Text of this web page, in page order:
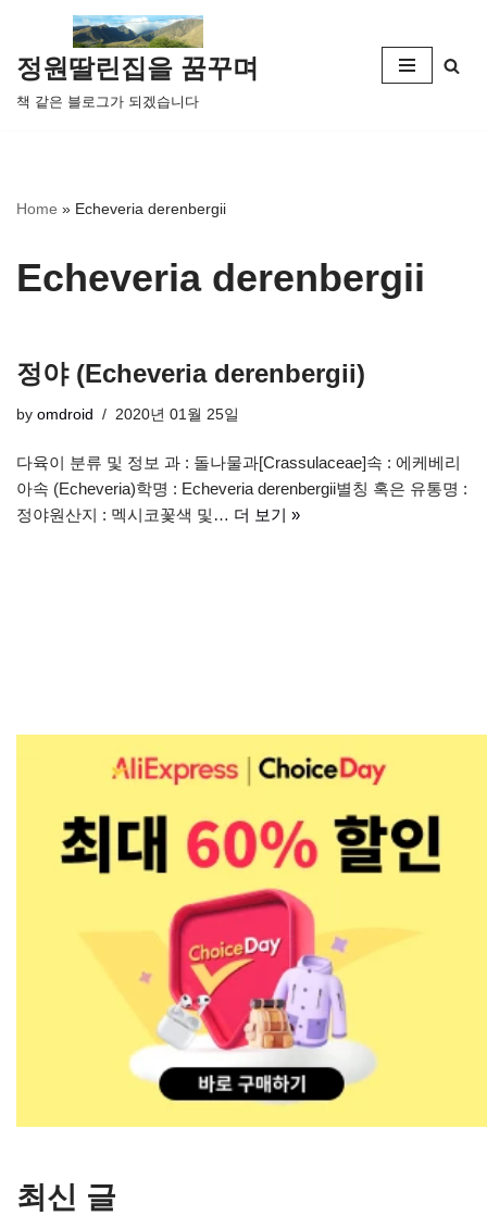
콘
텐
츠
뛰
정원딸린집을 꿈꾸며
책 같은 블로그가 되겠습니다
Home » Echeveria derenbergii
Echeveria derenbergii
정야 (Echeveria derenbergii)
by omdroid 2020년 01월 25일
다육이 분류 및 정보 과 : 돌나물과[Crassulaceae]속 : 에케베리
아속 (Echeveria)학명 : Echeveria derenbergii별칭 혹은 유통명 :
정야원산지 : 멕시코꽃색 및… 더 보기 »
최신 글